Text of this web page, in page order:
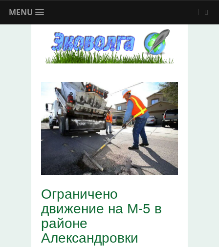
MENU
Ограничено
движение на М-5 в
районе
Александровки